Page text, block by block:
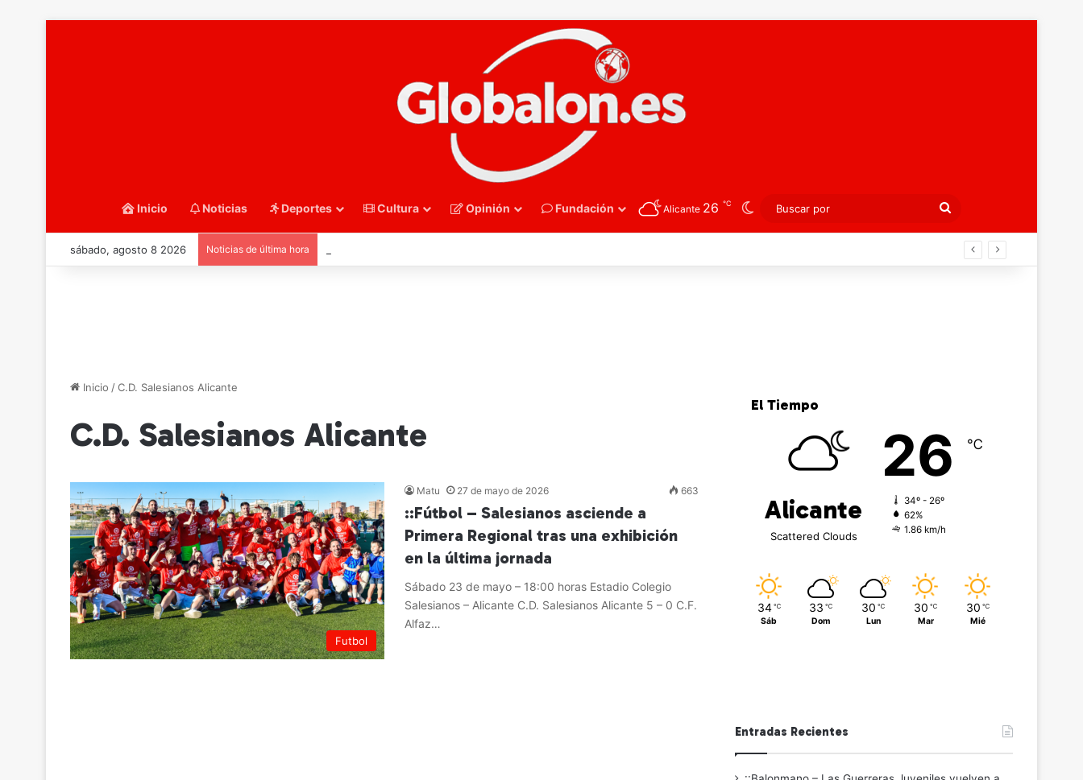
Inicio Noticias Deportes Cultura Opinión Fundación Alicante 26 ℃ Switch skin
Buscar
por
sábado, agosto 8 2026 Noticias de última hora
Inicio /C.D. Salesianos Alicante
C.D. Salesianos Alicante
Futbol
Matu 27 de mayo de 2026 663
::Fútbol – Salesianos asciende a
Primera Regional tras una exhibición
en la última jornada
Sábado 23 de mayo – 18:00 horas Estadio Colegio
Salesianos – Alicante C.D. Salesianos Alicante 5 – 0 C.F.
Alfaz…
El Tiempo
Alicante
Scattered Clouds
26 ℃
34º - 26º
62%
1.86 km/h
34 ℃
Sáb
33 ℃
Dom
30 ℃
Lun
30 ℃
Mar
30 ℃
Mié
Entradas Recientes